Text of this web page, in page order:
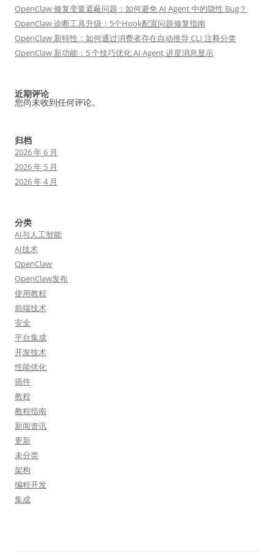
OpenClaw 修复变量遮蔽问题：如何避免 AI Agent 中的隐性 Bug？
OpenClaw 诊断工具升级：5个Hook配置问题修复指南
OpenClaw 新特性：如何通过消费者存在自动推导 CLI 注释分类
OpenClaw 新功能：5 个技巧优化 AI Agent 进度消息显示
近期评论
您尚未收到任何评论。
归档
2026 年 6 月
2026 年 5 月
2026 年 4 月
分类
AI与人工智能
AI技术
OpenClaw
OpenClaw发布
使用教程
前端技术
安全
平台集成
开发技术
性能优化
插件
教程
教程指南
新闻资讯
更新
未分类
架构
编程开发
集成